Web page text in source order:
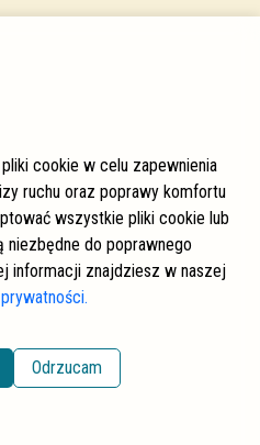
cookie w celu zapewnienia
ruchu oraz poprawy komfortu
wszystkie pliki cookie lub
do poprawnego
informacji znajdziesz w naszej
Odrzucam